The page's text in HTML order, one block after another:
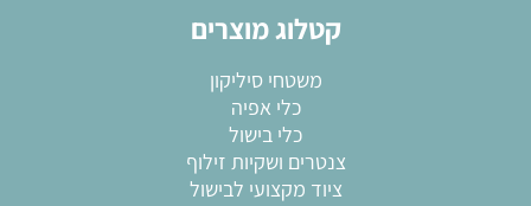
קטלוג מוצרים
משטחי סיליקון
כלי אפיה
כלי בישול
צנטרים ושקיות זילוף
ציוד מקצועי לבישול